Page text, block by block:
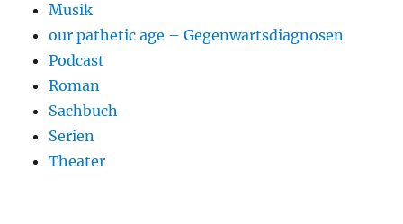
Musik
our pathetic age – Gegenwartsdiagnosen
Podcast
Roman
Sachbuch
Serien
Theater